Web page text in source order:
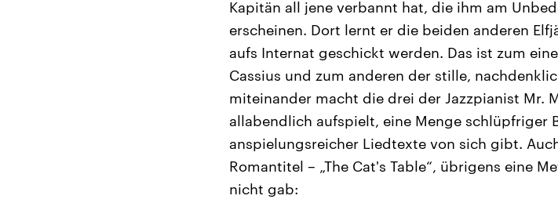
Kapitän all jene verbannt hat, die ihm am
erscheinen. Dort lernt er die beiden anderen
aufs Internat geschickt werden. Das ist zum
Cassius und zum anderen der stille,
miteinander macht die drei der Jazzpianist Mr.
allabendlich aufspielt, eine Menge schlüpfriger
anspielungsreicher Liedtexte von sich gibt.
Romantitel – „The Cat's Table“, übrigens eine
nicht gab: